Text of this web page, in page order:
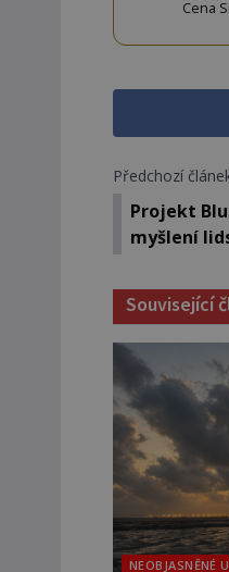
Cena
Předchozí
Projekt
myšlení
Související
NEOBJASNĚNÉ